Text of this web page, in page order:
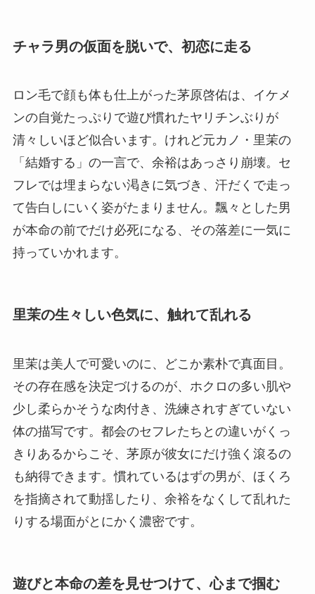
チャラ男の仮面を脱いで、初恋に走る
ロン毛で顔も体も仕上がった茅原啓佑は、イケメ
ンの自覚たっぷりで遊び慣れたヤリチンぶりが
清々しいほど似合います。けれど元カノ・里茉の
「結婚する」の一言で、余裕はあっさり崩壊。セ
フレでは埋まらない渇きに気づき、汗だくで走っ
て告白しにいく姿がたまりません。飄々とした男
が本命の前でだけ必死になる、その落差に一気に
持っていかれます。
里茉の生々しい色気に、触れて乱れる
里茉は美人で可愛いのに、どこか素朴で真面目。
その存在感を決定づけるのが、ホクロの多い肌や
少し柔らかそうな肉付き、洗練されすぎていない
体の描写です。都会のセフレたちとの違いがくっ
きりあるからこそ、茅原が彼女にだけ強く滾るの
も納得できます。慣れているはずの男が、ほくろ
を指摘されて動揺したり、余裕をなくして乱れた
りする場面がとにかく濃密です。
遊びと本命の差を見せつけて、心まで掴む